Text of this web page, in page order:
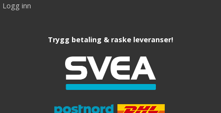
Logg inn
Trygg betaling & raske leveranser!